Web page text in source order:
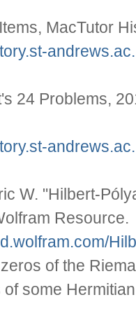
MacTutor
24 Problems,
W. "Hilbert-
Resource.
of the
some